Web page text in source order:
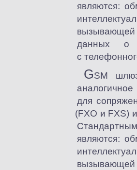
являются:
данных о
с
GSM
для
(FXO и FXS)
являются: